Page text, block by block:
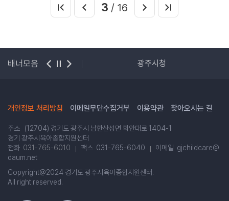
3 / 16
배너모음
치원 통합정보 광주시청
개인정보 처리방침 이메일무단수집거부 이용약관 찾아오시는 길
주소 (12704) 경기도 광주시 남한산성면 회안대로 1404-1
경기 광주시육아종합지원센터
전화 031-765-6010 팩스 031-765-6040
이메일 gjchildcare@
daum.net
Copyright@2024 경기도 광주시육아종합지원센터.
All right reserved.